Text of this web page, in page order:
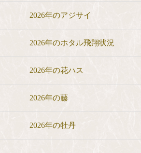
2026年のアジサイ
2026年のホタル飛翔状況
2026年の花ハス
2026年の藤
2026年の牡丹